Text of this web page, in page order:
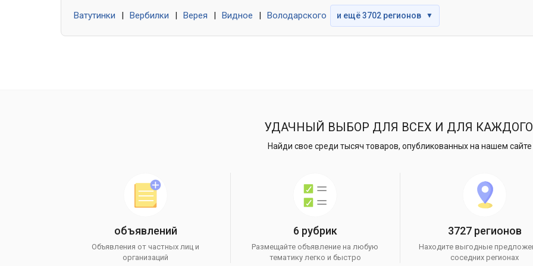
Ватутинки Вербилки Верея Видное Володарского и ещё 3702 регионов ▼
УДАЧНЫЙ ВЫБОР ДЛЯ ВСЕХ И ДЛЯ
Найди свое среди тысяч товаров, опубликованных на нашем сайте
объявлений
Объявления от частных лиц и
организаций
6 рубрик
Размещайте объявление на любую
тематику легко и быстро
3727 регионов
Находите выгодные
соседних регионах